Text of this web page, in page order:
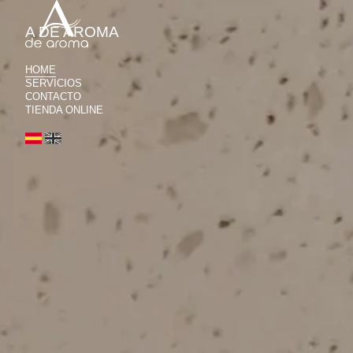
HOME
SERVICIOS
CONTACTO
TIENDA ONLINE
A DE AROMA